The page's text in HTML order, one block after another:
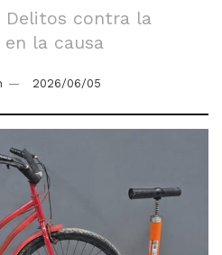
Delitos contra la
la causa
2026/06/05